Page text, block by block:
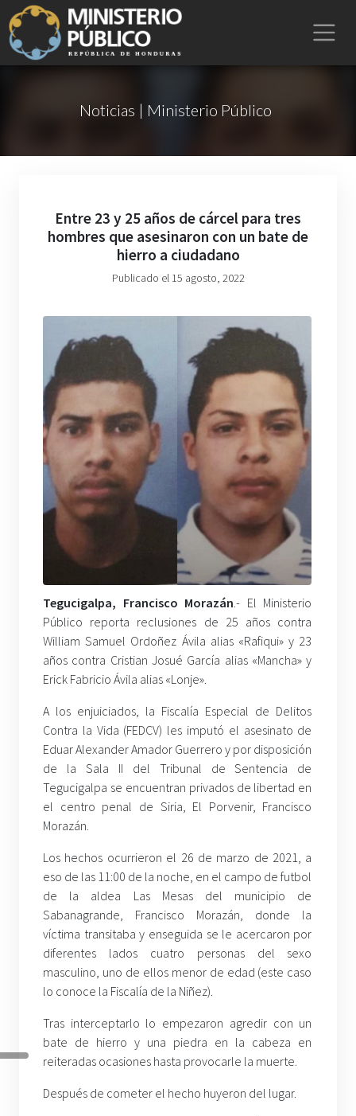
Noticias | Ministerio Público
Entre 23 y 25 años de cárcel para tres
hombres que asesinaron con un bate de
hierro a ciudadano
Publicado el 15 agosto, 2022
Tegucigalpa, Francisco Morazán.- El Ministerio
Público reporta reclusiones de 25 años contra
William Samuel Ordoñez Ávila alias «Rafiqui» y 23
años contra Cristian Josué García alias «Mancha» y
Erick Fabricio Ávila alias «Lonje».
A los enjuiciados, la Fiscalía Especial de Delitos
Contra la Vida (FEDCV) les imputó el asesinato de
Eduar Alexander Amador Guerrero y por disposición
de la Sala II del Tribunal de Sentencia de
Tegucigalpa se encuentran privados de libertad en
el centro penal de Siria, El Porvenir, Francisco
Morazán.
Los hechos ocurrieron el 26 de marzo de 2021, a
eso de las 11:00 de la noche, en el campo de futbol
de la aldea Las Mesas del municipio de
Sabanagrande, Francisco Morazán, donde la
víctima transitaba y enseguida se le acercaron por
diferentes lados cuatro personas del sexo
masculino, uno de ellos menor de edad (este caso
lo conoce la Fiscalía de la Niñez).
Tras interceptarlo lo empezaron agredir con un
bate de hierro y una piedra en la cabeza en
reiteradas ocasiones hasta provocarle la muerte.
Después de cometer el hecho huyeron del lugar.